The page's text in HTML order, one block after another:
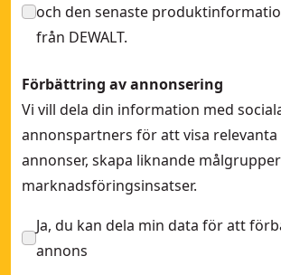
och den senaste
från DEWALT.
Förbättring av annonsering
Vi vill dela din information med
annonspartners för att visa
annonser, skapa liknande
marknadsföringsinsatser.
Ja, du kan dela min data för att
annons